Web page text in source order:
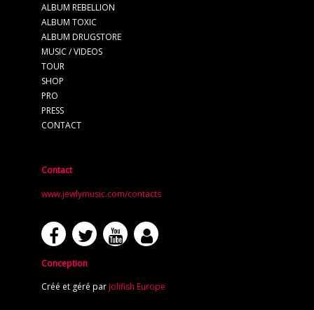
ALBUM REBELLION
ALBUM TOXIC
ALBUM DRUGSTORE
MUSIC / VIDEOS
TOUR
SHOP
PRO
PRESS
CONTACT
Contact
www.jewlymusic.com/contacts
Conception
Créé et géré par Jolifish Europe